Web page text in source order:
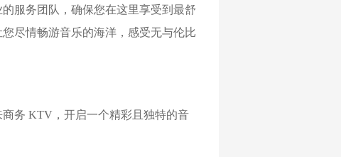
服务团队，确保您在这里享受到最舒
尽情畅游音乐的海洋，感受无与伦比
务 KTV，开启一个精彩且独特的音